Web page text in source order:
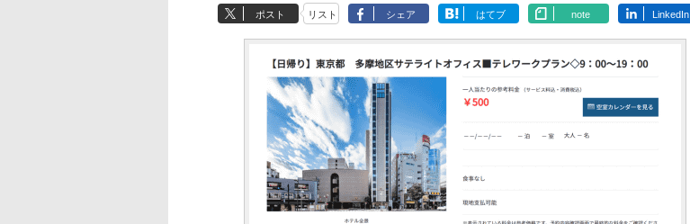
ポスト リスト シェア はてブ note LinkedIn